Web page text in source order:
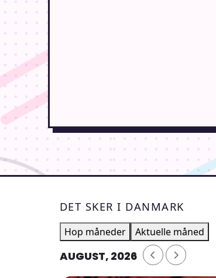
DET SKER I DANMARK
Hop måneder Aktuelle måned
AUGUST, 2026